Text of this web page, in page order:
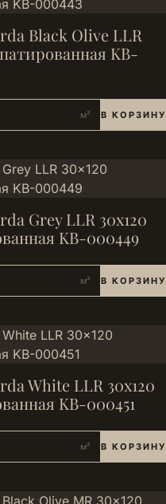
Black Olive LLR
KB-
м² В КОРЗИНУ
Grey LLR 30x120
KB-000449
м² В КОРЗИНУ
White LLR 30x120
KB-000451
м² В КОРЗИНУ